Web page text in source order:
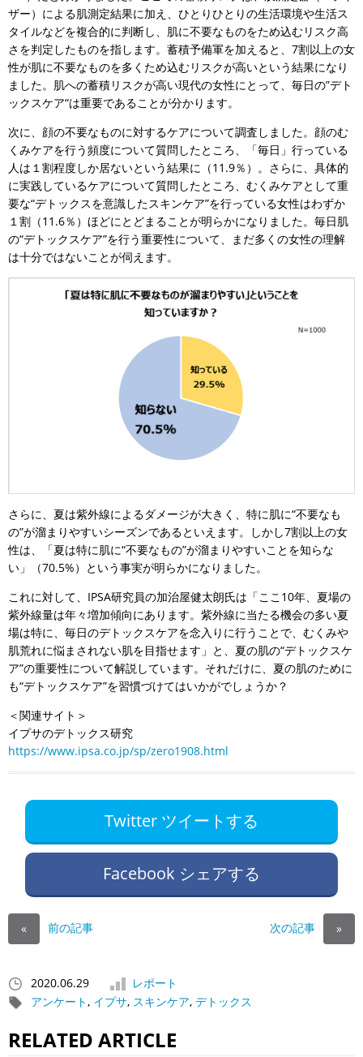
ザー）による肌測定結果に加え、ひとりひとりの生活環境や生活ス
タイルなどを複合的に判断し、肌に不要なものをため込むリスク高
さを判定したものを指します。蓄積予備軍を加えると、7割以上の女
性が肌に不要なものを多くため込むリスクが高いという結果になり
ました。肌への蓄積リスクが高い現代の女性にとって、毎日の”デト
ックスケア“は重要であることが分かります。
次に、顔の不要なものに対するケアについて調査しました。顔のむ
くみケアを行う頻度について質問したところ、「毎日」行っている
人は１割程度しか居ないという結果に（11.9％）。さらに、具体的
に実践しているケアについて質問したところ、むくみケアとして重
要な“デトックスを意識したスキンケア”を行っている女性はわずか
１割（11.6％）ほどにとどまることが明らかになりました。毎日肌
の“デトックスケア”を行う重要性について、まだ多くの女性の理解
は十分ではないことが伺えます。
さらに、夏は紫外線によるダメージが大きく、特に肌に“不要なも
の”が溜まりやすいシーズンであるといえます。しかし7割以上の女
性は、「夏は特に肌に“不要なもの”が溜まりやすいことを知らな
い」（70.5%）という事実が明らかになりました。
これに対して、IPSA研究員の加治屋健太朗氏は「ここ10年、夏場の
紫外線量は年々増加傾向にあります。紫外線に当たる機会の多い夏
場は特に、毎日のデトックスケアを念入りに行うことで、むくみや
肌荒れに悩まされない肌を目指せます」と、夏の肌の“デトックスケ
ア”の重要性について解説しています。それだけに、夏の肌のために
も“デトックスケア”を習慣づけてはいかがでしょうか？
＜関連サイト＞
イプサのデトックス研究
https://www.ipsa.co.jp/sp/zero1908.html
Twitter ツイートする
Facebook シェアする
« 前の記事 次の記事 »
2020.06.29
レポート
アンケート, イプサ, スキンケア, デトックス
RELATED ARTICLE